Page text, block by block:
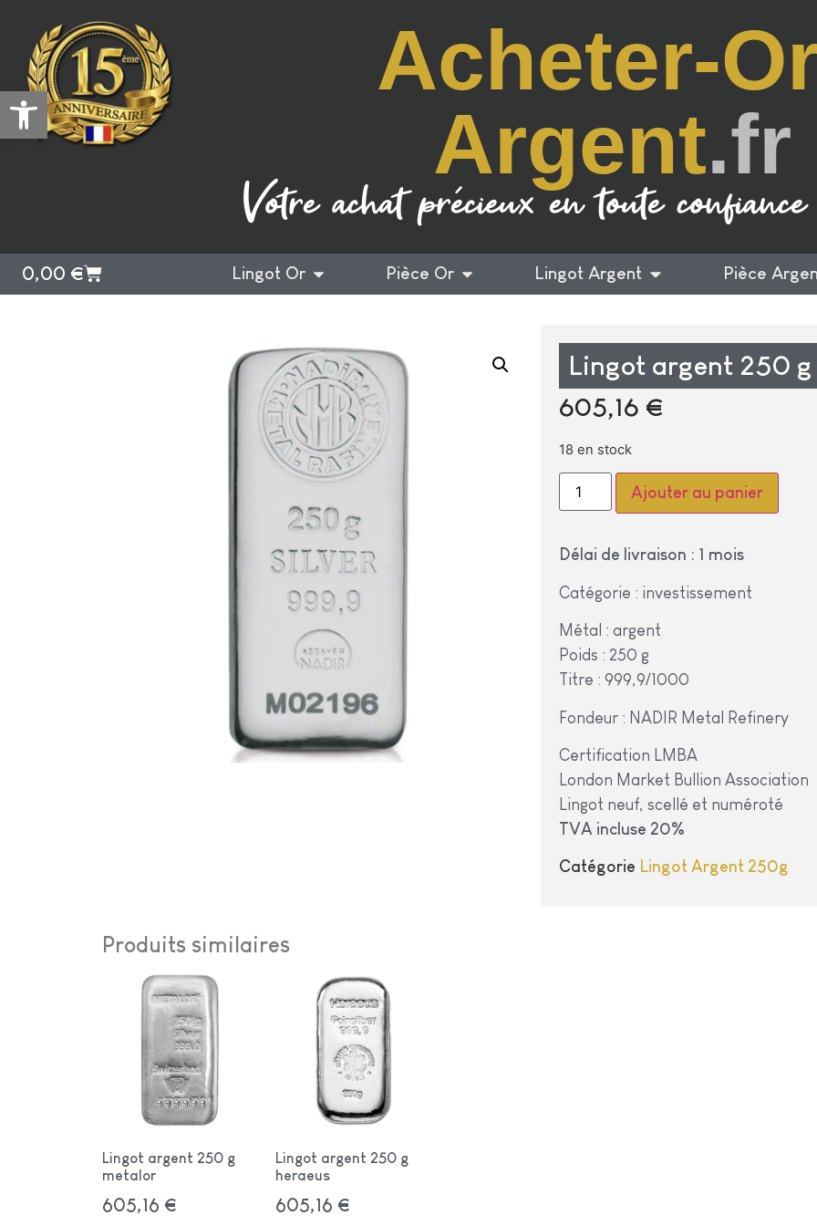
Ouvrir la barre d’outils
Acheter-
Argent.fr
Votre achat précieux en toute confiance
0,00 € Lingot Or Pièce Or Lingot Argent Pièce
Lingot argent 250
605,16 €
18 en stock
Ajouter au panier
Délai de livraison : 1 mois
Catégorie : investissement
Métal : argent
Poids : 250 g
Titre : 999,9/1000
Fondeur : NADIR Metal Refinery
Certification LMBA
London Market Bullion Association
Lingot neuf, scellé et numéroté
TVA incluse 20%
Catégorie Lingot Argent 250g
Produits similaires
Lingot argent 250 g
metalor
605,16 €
Lingot argent 250 g
heraeus
605,16 €